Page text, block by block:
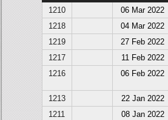
1210 06 Mar 2022
1218
04 Mar 2022
1219
27 Feb 2022
1217
11 Feb 2022
1216
06 Feb 2022
1213
22 Jan 2022
1211
08 Jan 2022